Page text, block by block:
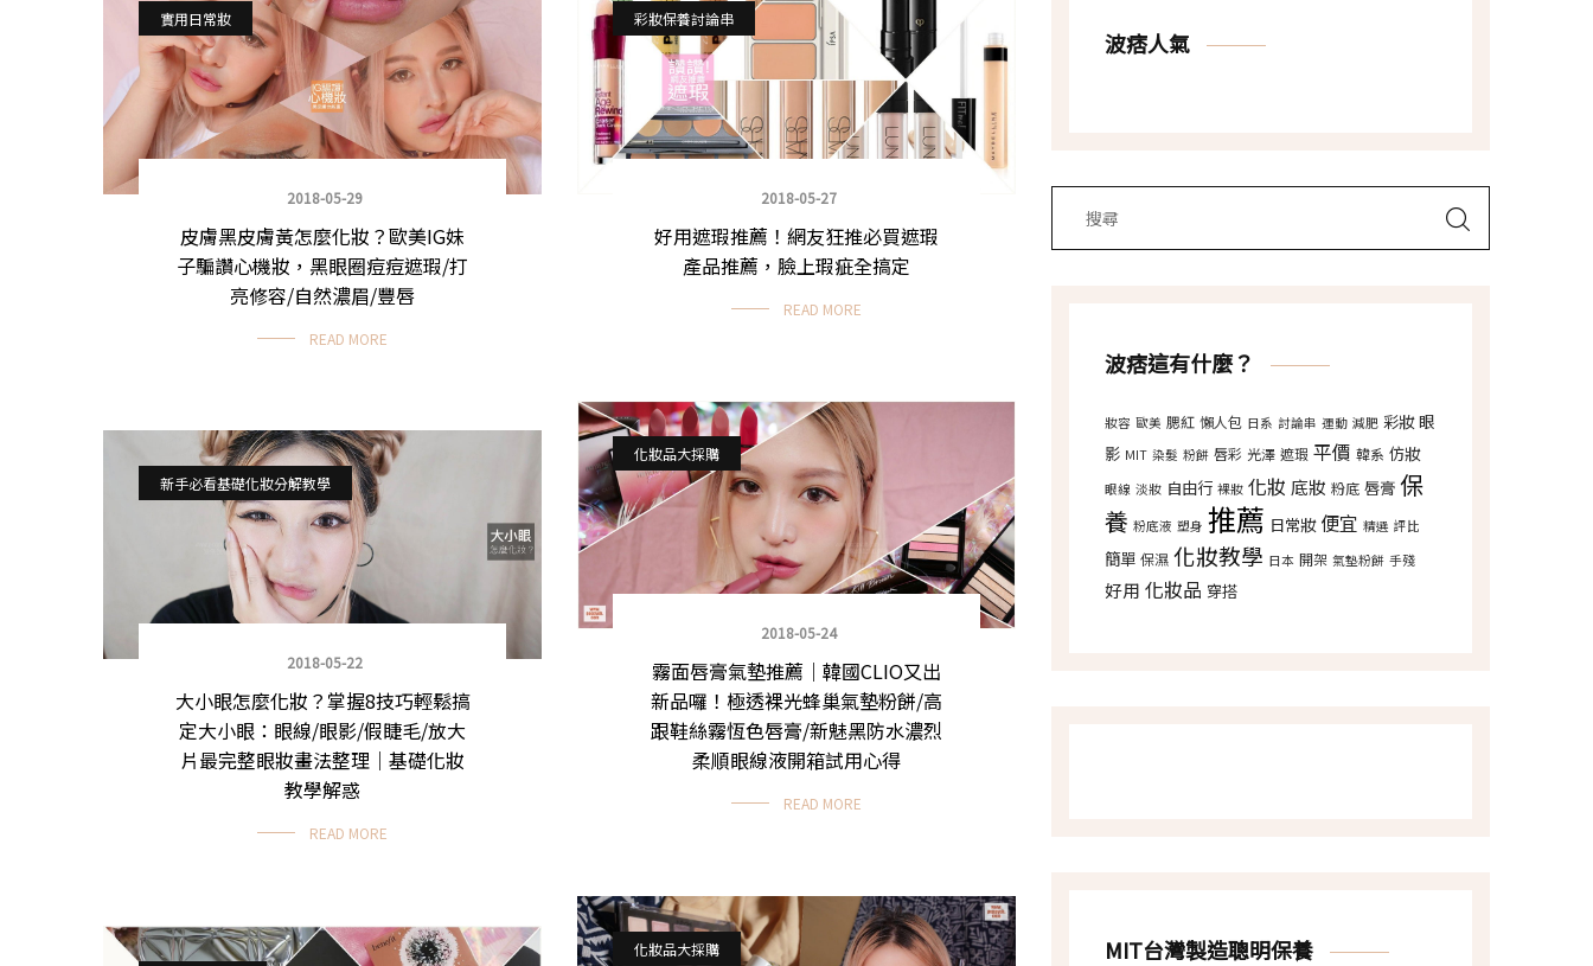
電力眉眼
唇彩腮紅
超好用必敗刷具
媽媽的日常妝
實用日常妝
2018-05-29
皮膚黑皮膚黃怎麼化妝？歐美IG妹
子騙讚心機妝，黑眼圈痘痘遮瑕/打
亮修容/自然濃眉/豐唇
READ MORE
彩妝保養討論串
2018-05-27
好用遮瑕推薦！網友狂推必買遮瑕
產品推薦，臉上瑕疵全搞定
READ MORE
化妝品大採購
2018-05-24
霧面唇膏氣墊推薦｜韓國CLIO又出
新品囉！極透裸光蜂巢氣墊粉餅/高
跟鞋絲霧恆色唇膏/新魅黑防水濃烈
柔順眼線液開箱試用心得
READ MORE
新手必看基礎化妝分解教學
2018-05-22
大小眼怎麼化妝？掌握8技巧輕鬆搞
定大小眼：眼線/眼影/假睫毛/放大
片最完整眼妝畫法整理｜基礎化妝
教學解惑
READ MORE
化妝品大採購
波痞人氣
波痞這有什麼？
妝容 歐美 腮紅 懶人包 日系 討論串 運動 減肥 彩妝 眼
影 MIT 染髮 粉餅 唇彩 光澤 遮瑕 平價 韓系 仿妝
眼線 淡妝 自由行 裸妝 化妝 底妝 粉底 唇膏 保
養 粉底液 塑身 推薦 日常妝 便宜 精選 評比
簡單 保濕 化妝教學 日本 開架 氣墊粉餅 手殘
好用 化妝品 穿搭
MIT台灣製造聰明保養